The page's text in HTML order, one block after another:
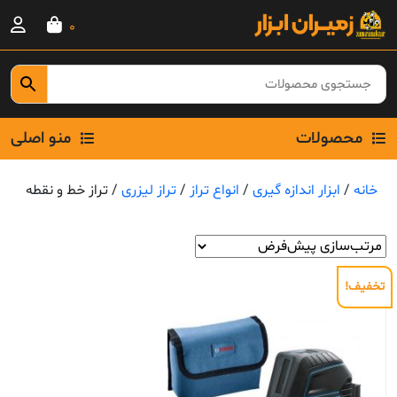
Skip
content
0
محصولات منو اصلی
خانه / ابزار اندازه گیری / انواع تراز /تراز لیزری / تراز خط و نقطه
تخفیف!